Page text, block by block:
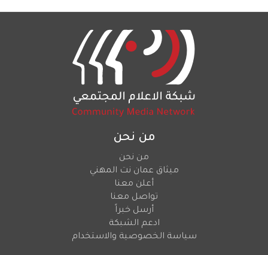
من نحن
من نحن
ميثاق عمان نت المهني
أعلن معنا
تواصل معنا
أرسل خبراً
ادعم الشبكة
سياسة الخصوصية والاستخدام